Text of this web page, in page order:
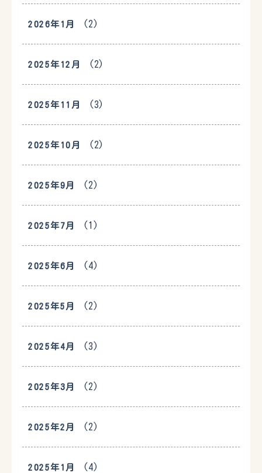
2026年1月 (2)
2025年12月 (2)
2025年11月 (3)
2025年10月 (2)
2025年9月 (2)
2025年7月 (1)
2025年6月 (4)
2025年5月 (2)
2025年4月 (3)
2025年3月 (2)
2025年2月 (2)
2025年1月 (4)